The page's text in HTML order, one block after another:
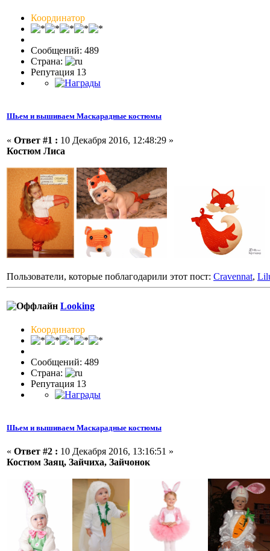
Координатор
Сообщений: 489
Страна:
Репутация 13
Шьем и вышиваем Маскарадные костюмы
« Ответ #1 : 10 Декабря 2016, 12:48:29 »
Костюм Лиса
Пользователи, которые поблагодарили этот пост: Cravennat,
Looking
Координатор
Сообщений: 489
Страна:
Репутация 13
Шьем и вышиваем Маскарадные костюмы
« Ответ #2 : 10 Декабря 2016, 13:16:51 »
Костюм Заяц, Зайчиха, Зайчонок